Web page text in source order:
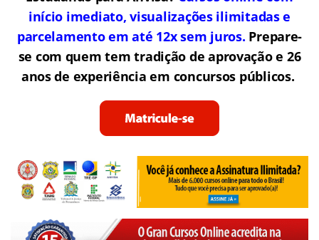
início imediato, visualizações ilimitadas e
parcelamento em até 12x sem juros. Prepare-
se com quem tem tradição de aprovação e 26
anos de experiência em concursos públicos.